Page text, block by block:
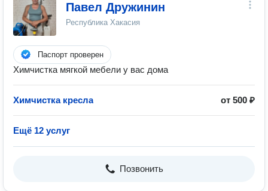
Павел Дружинин
Республика Хакасия
Паспорт проверен
Химчистка мягкой мебели у вас дома
Химчистка кресла от 500 ₽
Ещё 12 услуг
Позвонить